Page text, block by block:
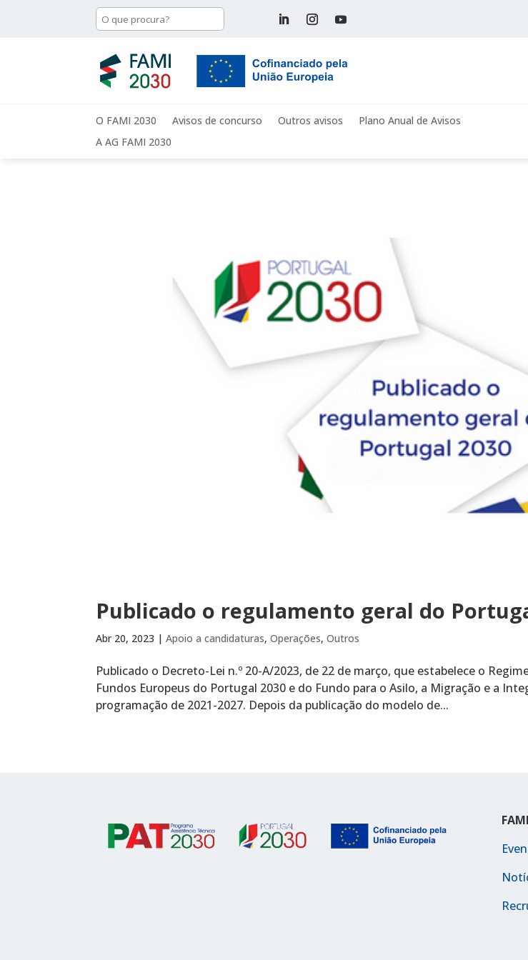
O FAMI 2030 Avisos de concurso Outros avisos
Plano Anual de Avisos
A AG FAMI 2030
Publicado o regulamento geral do
Abr 20, 2023 |Apoio a candidaturas,Operações,Outros
Publicado o Decreto-Lei n.º 20-A/2023, de 22 de março, que estabelece o
Fundos Europeus do Portugal 2030 e do Fundo para o Asilo, a Migração e a
programação de 2021-2027. Depois da publicação do modelo de...